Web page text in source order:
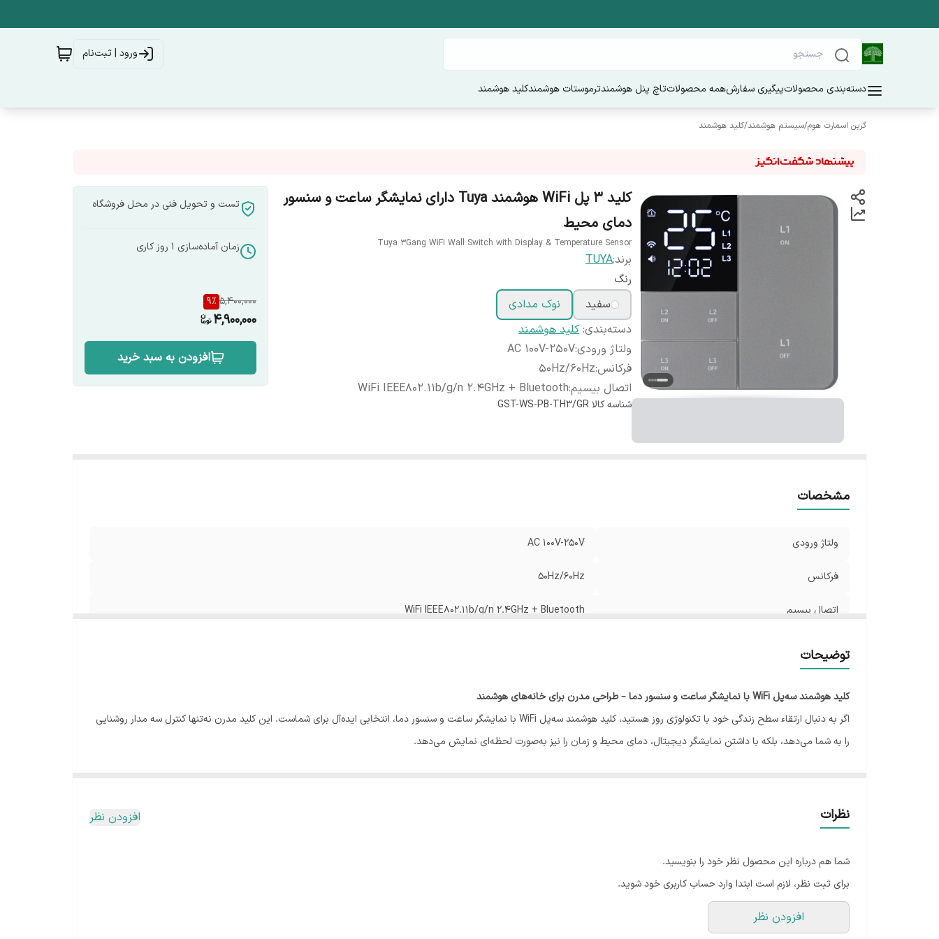
ورود | ثبت‌نام
دسته‌بندی محصولاتپیگیری سفارشهمه محصولاتتاچ پنل هوشمندترموستات هوشمندکلید هوشمند
گرین اسمارت هوم/سیستم هوشمند/کلید هوشمند
کلید 3 پل WiFi هوشمند Tuya دارای نمایشگر ساعت و سنسور
دمای محیط
Tuya 3Gang WiFi Wall Switch with Display & Temperature Sensor
برند:TUYA
رنگ
سفید
نوک مدادی
دسته‌بندی: کلید هوشمند
ولتاژ ورودی:
AC 100V-250V
فرکانس:
50Hz/60Hz
اتصال بیسیم:
WiFi IEEE802.11b/g/n 2.4GHz + Bluetooth
شناسه کالاGST-WS-PB-TH3/GR
تست و تحویل فنی در محل فروشگاه
زمان آماده‌سازی 1 روز کاری
5,400,000
9%
4,900,000
افزودن به سبد خرید
مشخصات
ولتاژ ورودی AC 100V-250V
فرکانس 50Hz/60Hz
اتصال بیسیم WiFi IEEE802.11b/g/n 2.4GHz + Bluetooth
توضیحات
کلید هوشمند سه‌پل WiFi با نمایشگر ساعت و سنسور دما – طراحی مدرن برای خانه‌های هوشمند
اگر به دنبال ارتقاء سطح زندگی خود با تکنولوژی روز هستید، کلید هوشمند سه‌پل WiFi با نمایشگر ساعت و سنسور دما، انتخابی ایده‌آل برای شماست. این کلید مدرن نه‌تنها کنترل سه مدار روشنایی
را به شما می‌دهد، بلکه با داشتن نمایشگر دیجیتال، دمای محیط و زمان را نیز به‌صورت لحظه‌ای نمایش می‌دهد.
طراحی زیبا و مینیمال، هماهنگ با دکوراسیون مدرن
نمایشگر دیجیتال با ساعت و سنسور دمای محیط
سازگار با سیستم‌های Tuya و Smart Life
با این کلید هوشمند، دیگر نیاز به استفاده از کلیدهای سنتی نیست. خانه‌تان را هوشمند کنید و راحتی، کنترل و زیبایی را همزمان تجربه کنید.
نظرات افزودن نظر
شما هم درباره این محصول نظر خود را بنویسید.
برای ثبت نظر، لازم است ابتدا وارد حساب کاربری خود شوید.
افزودن نظر